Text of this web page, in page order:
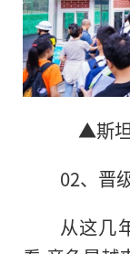
▲斯
02、晋
从这几